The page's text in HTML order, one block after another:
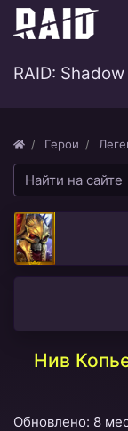
RAID:
Герои
Нив
Обновлено: 8